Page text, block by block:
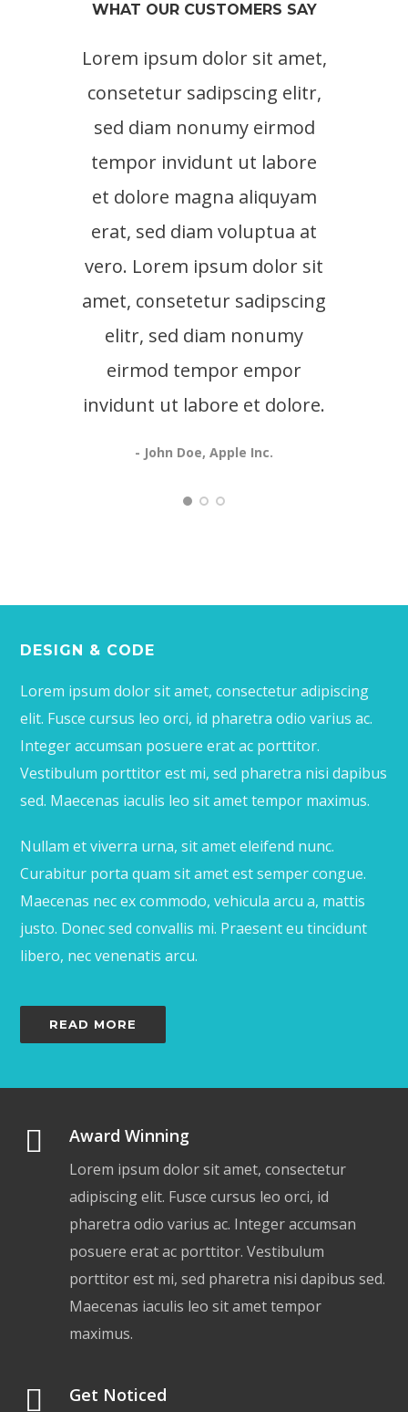
WHAT OUR CUSTOMERS SAY
Lorem ipsum dolor sit amet,
consetetur sadipscing elitr,
sed diam nonumy eirmod
tempor invidunt ut labore
et dolore magna aliquyam
erat, sed diam voluptua at
vero. Lorem ipsum dolor sit
amet, consetetur sadipscing
elitr, sed diam nonumy
eirmod tempor empor
invidunt ut labore et dolore.
- John Doe, Apple Inc.
DESIGN & CODE
Lorem ipsum dolor sit amet, consectetur adipiscing
elit. Fusce cursus leo orci, id pharetra odio varius ac.
Integer accumsan posuere erat ac porttitor.
Vestibulum porttitor est mi, sed pharetra nisi dapibus
sed. Maecenas iaculis leo sit amet tempor maximus.
Nullam et viverra urna, sit amet eleifend nunc.
Curabitur porta quam sit amet est semper congue.
Maecenas nec ex commodo, vehicula arcu a, mattis
justo. Donec sed convallis mi. Praesent eu tincidunt
libero, nec venenatis arcu.
READ MORE
Award Winning
Lorem ipsum dolor sit amet, consectetur
adipiscing elit. Fusce cursus leo orci, id
pharetra odio varius ac. Integer accumsan
posuere erat ac porttitor. Vestibulum
porttitor est mi, sed pharetra nisi dapibus sed.
Maecenas iaculis leo sit amet tempor
maximus.
Get Noticed